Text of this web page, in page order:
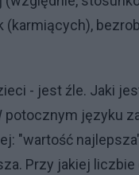
- jest źle. Jaki
potocznym języku
"wartość
Przy jakiej